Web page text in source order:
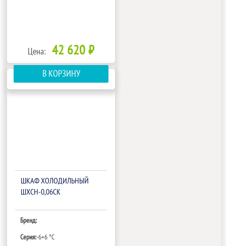
Цена: 42 620 ₽
В КОРЗИНУ
ШКАФ ХОЛОДИЛЬНЫЙ
ШХСН-0,06СК
Бренд:
Серия:-6+6 °C